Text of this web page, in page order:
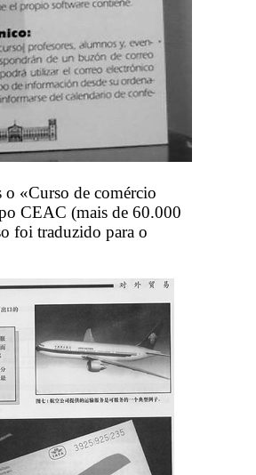
o «Curso de comércio
CEAC (mais de 60.000
foi traduzido para o